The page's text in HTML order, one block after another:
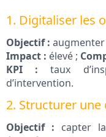
1. Digitaliser les
Objectif :
Impact : élevé ;
KPI : taux
d’intervention.
2. Structurer
Objectif : capter